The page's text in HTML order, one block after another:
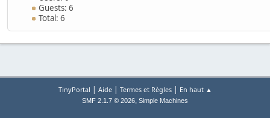
Guests: 6
Total: 6
TinyPortal | Aide| Termes et Règles| En haut ▲
SMF 2.1.7 © 2026, Simple Machines